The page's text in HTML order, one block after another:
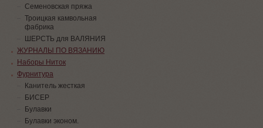
Семеновская пряжа
Троицкая камвольная
фабрика
ШЕРСТЬ для ВАЛЯНИЯ
ЖУРНАЛЫ ПО ВЯЗАНИЮ
Наборы Ниток
Фурнитура
Канитель жесткая
БИСЕР
Булавки
Булавки эконом.